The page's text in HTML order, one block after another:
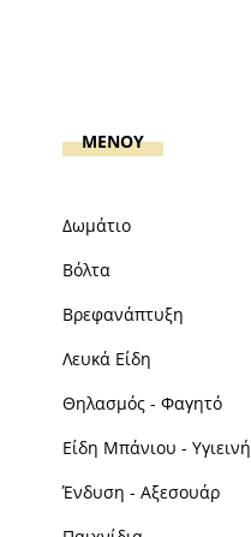
MENOY
Δωμάτιο
Βόλτα
Βρεφανάπτυξη
Λευκά Είδη
Θηλασμός - Φαγητό
Είδη Μπάνιου - Υγιεινή
Ένδυση - Αξεσουάρ